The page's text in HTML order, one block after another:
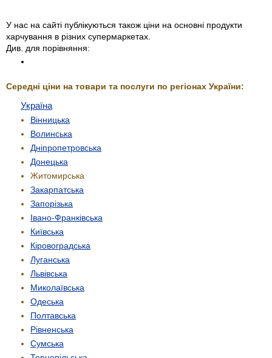
У нас на сайті публікуються також ціни на основні продукти
харчування в різних супермаркетах.
Див. для порівняння:
Середні ціни на товари та послуги по регіонах України:
Україна
Вінницька
Волинська
Дніпропетровська
Донецька
Житомирська
Закарпатська
Запорізька
Івано-Франківська
Київська
Кіровоградська
Луганська
Львівська
Миколаївська
Одеська
Полтавська
Рівненська
Сумська